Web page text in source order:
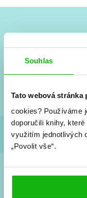
Souhlas
Tato webová stránka
cookies? Používáme
doporučili knihy,
využitím jednotlivých
„Povolit vše“.
Vše kolem
a
Souhlasím s